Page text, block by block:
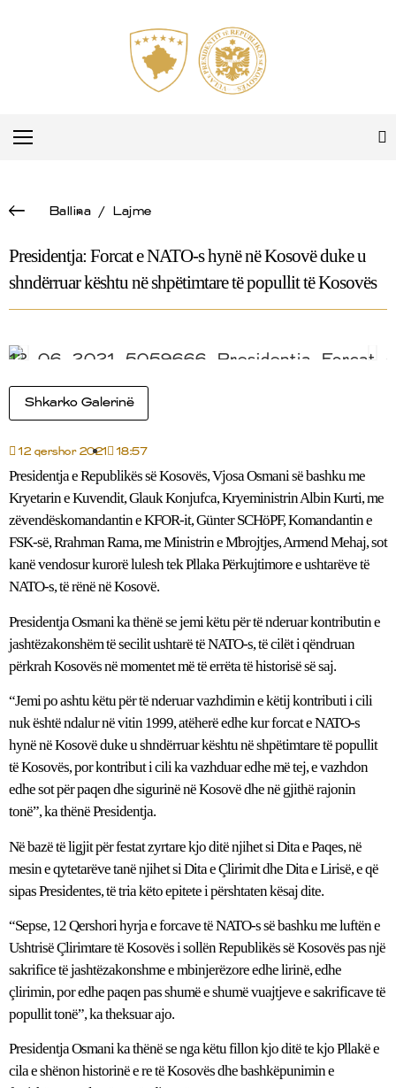
Ballina/ Lajme
Presidentja: Forcat e NATO-s hynë në Kosovë duke u
shndërruar kështu në shpëtimtare të popullit të Kosovës
Shkarko Galerinë
12 qershor 2021 18:57
Presidentja e Republikës së Kosovës, Vjosa Osmani së bashku me
Kryetarin e Kuvendit, Glauk Konjufca, Kryeministrin Albin Kurti, me
zëvendëskomandantin e KFOR-it, Günter SCHöPF, Komandantin e
FSK-së, Rrahman Rama, me Ministrin e Mbrojtjes, Armend Mehaj, sot
kanë vendosur kurorë lulesh tek Pllaka Përkujtimore e ushtarëve të
NATO-s, të rënë në Kosovë.
Presidentja Osmani ka thënë se jemi këtu për të nderuar kontributin e
jashtëzakonshëm të secilit ushtarë të NATO-s, të cilët i qëndruan
përkrah Kosovës në momentet më të errëta të historisë së saj.
“Jemi po ashtu këtu për të nderuar vazhdimin e këtij kontributi i cili
nuk është ndalur në vitin 1999, atëherë edhe kur forcat e NATO-s
hynë në Kosovë duke u shndërruar kështu në shpëtimtare të popullit
të Kosovës, por kontribut i cili ka vazhduar edhe më tej, e vazhdon
edhe sot për paqen dhe sigurinë në Kosovë dhe në gjithë rajonin
tonë”, ka thënë Presidentja.
Në bazë të ligjit për festat zyrtare kjo ditë njihet si Dita e Paqes, në
mesin e qytetarëve tanë njihet si Dita e Çlirimit dhe Dita e Lirisë, e që
sipas Presidentes, të tria këto epitete i përshtaten kësaj dite.
“Sepse, 12 Qershori hyrja e forcave të NATO-s së bashku me luftën e
Ushtrisë Çlirimtare të Kosovës i sollën Republikës së Kosovës pas një
sakrifice të jashtëzakonshme e mbinjerëzore edhe lirinë, edhe
çlirimin, por edhe paqen pas shumë e shumë vuajtjeve e sakrificave të
popullit tonë”, ka theksuar ajo.
Presidentja Osmani ka thënë se nga këtu fillon kjo ditë te kjo Pllakë e
cila e shënon historinë e re të Kosovës dhe bashkëpunimin e